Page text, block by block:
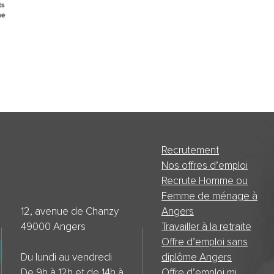
12, avenue de Chanzy
49000 Angers
Du lundi au vendredi
Recrutement
Nos offres d’emploi
Recrute Homme ou
Femme de ménage à
Angers
Travailler à la retraite
Offre d’emploi sans
diplôme Angers